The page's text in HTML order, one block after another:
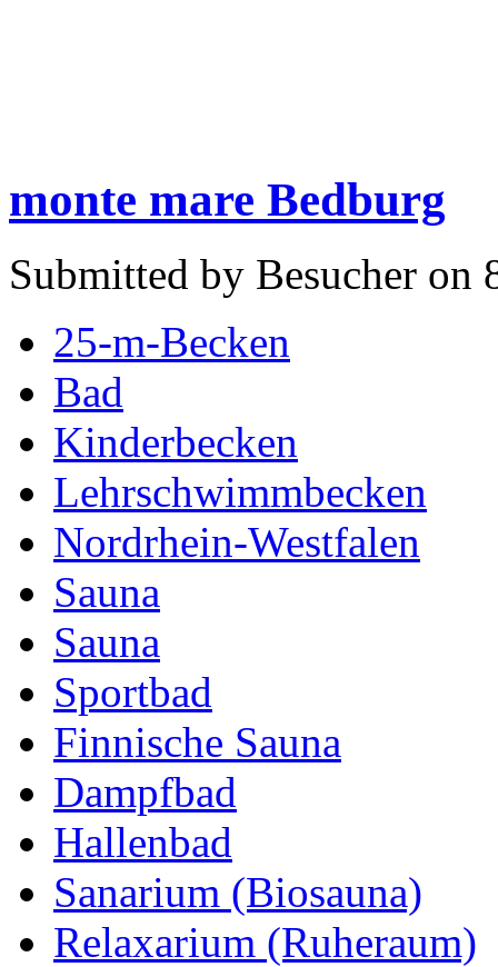
monte mare Bedburg
Submitted by Besucher on
25-m-Becken
Bad
Kinderbecken
Lehrschwimmbecken
Nordrhein-Westfalen
Sauna
Sauna
Sportbad
Finnische Sauna
Dampfbad
Hallenbad
Sanarium (Biosauna)
Relaxarium (Ruheraum)